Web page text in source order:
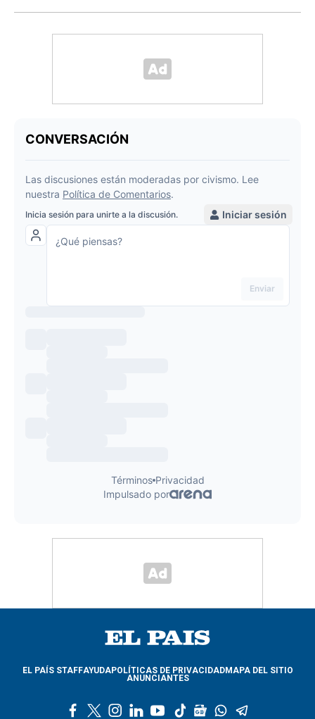
EL PAÍS STAFFAYUDAPOLÍTICAS DE PRIVACIDADMAPA DEL SITIO
ANUNCIANTES
l
y
t
g
w